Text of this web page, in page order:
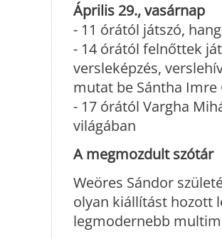
Április 29., vasárnap
- 11 órától játszó,
- 14 órától felnőttek
versleképzés,
mutat be Sántha Imre
- 17 órától Vargha
világában
A megmozdult szótár
Weöres Sándor
olyan kiállítást hozott
legmodernebb